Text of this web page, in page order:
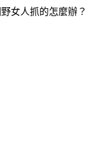
女人抓的怎麼辦？